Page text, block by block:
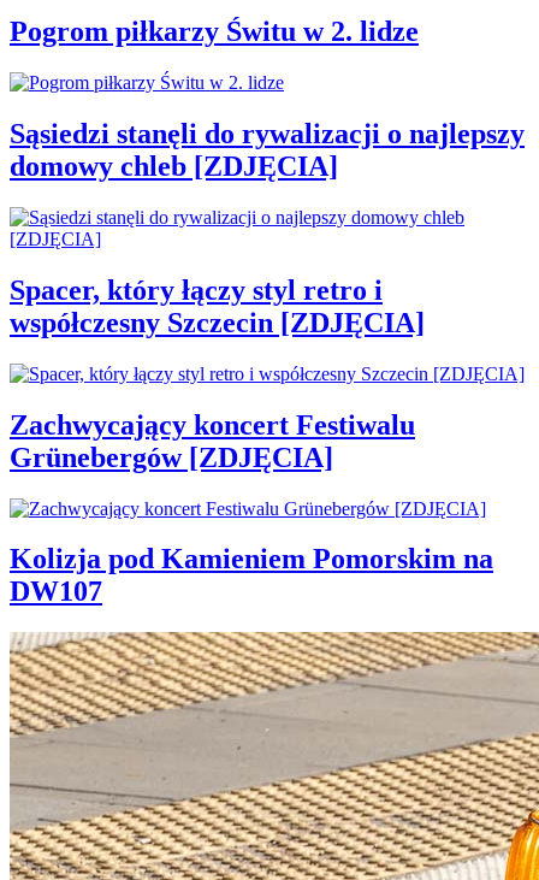
Pogrom piłkarzy Świtu w 2. lidze
Sąsiedzi stanęli do rywalizacji o najlepszy
domowy chleb [ZDJĘCIA]
Spacer, który łączy styl retro i
współczesny Szczecin [ZDJĘCIA]
Zachwycający koncert Festiwalu
Grünebergów [ZDJĘCIA]
Kolizja pod Kamieniem Pomorskim na
DW107